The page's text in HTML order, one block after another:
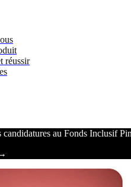
réussir
candidatures au Fonds Inclusif